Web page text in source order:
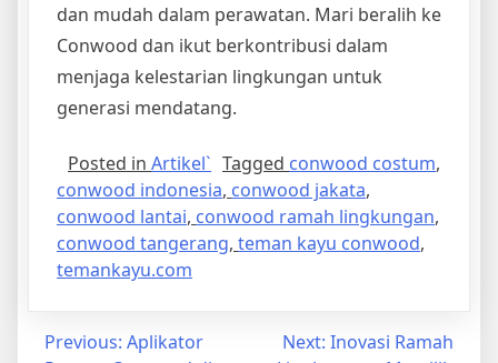
dan mudah dalam perawatan. Mari beralih ke
Conwood dan ikut berkontribusi dalam
menjaga kelestarian lingkungan untuk
generasi mendatang.
Posted in Artikel` Tagged conwood costum,
conwood indonesia, conwood jakata,
conwood lantai, conwood ramah lingkungan,
conwood tangerang, teman kayu conwood,
temankayu.com
Post
Previous: Aplikator
Next: Inovasi Ramah